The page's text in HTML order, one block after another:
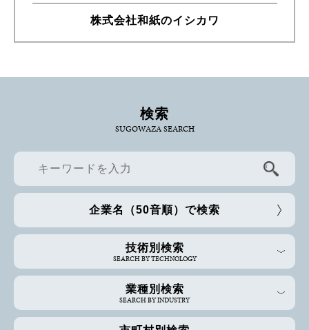
株式会社和紙のイシカワ
検索
SUGOWAZA SEARCH
企業名（50音順）で検索
技術別検索
SEARCH BY TECHNOLOGY
業種別検索
SEARCH BY INDUSTRY